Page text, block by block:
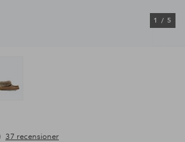
1 / 5
37 recensioner